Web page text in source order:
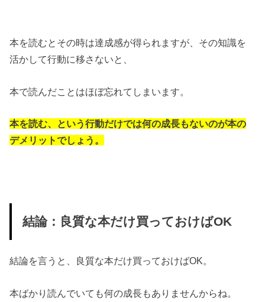
本を読むとその時は達成感が得られますが、その知識を
活かして行動に移さないと、
本で読んだことはほぼ忘れてしまいます。
本を読む、という行動だけでは何の成長もないのが本の
デメリットでしょう。
結論：良質な本だけ買っておけばOK
結論を言うと、良質な本だけ買っておけばOK。
本ばかり読んでいても何の成長もありませんからね。